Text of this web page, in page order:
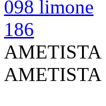
AMETISTA
AMETISTA